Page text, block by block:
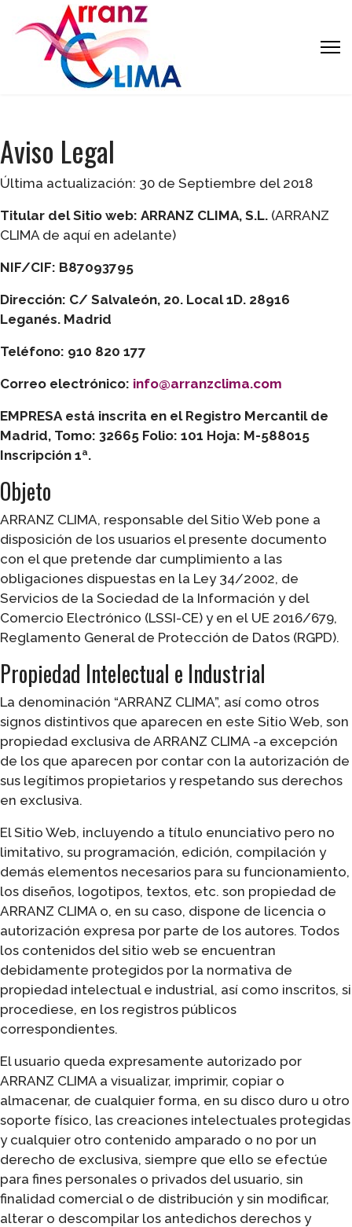
Aviso Legal
Última actualización: 30 de Septiembre del 2018
Titular del Sitio web: ARRANZ CLIMA, S.L. (ARRANZ
CLIMA de aquí en adelante)
NIF/CIF: B87093795
Dirección: C/ Salvaleón, 20. Local 1D. 28916
Leganés. Madrid
Teléfono: 910 820 177
Correo electrónico: info@arranzclima.com
EMPRESA está inscrita en el Registro Mercantil de
Madrid, Tomo: 32665 Folio: 101 Hoja: M-588015
Inscripción 1ª.
Objeto
ARRANZ CLIMA, responsable del Sitio Web pone a
disposición de los usuarios el presente documento
con el que pretende dar cumplimiento a las
obligaciones dispuestas en la Ley 34/2002, de
Servicios de la Sociedad de la Información y del
Comercio Electrónico (LSSI-CE) y en el UE 2016/679,
Reglamento General de Protección de Datos (RGPD).
Propiedad Intelectual e Industrial
La denominación “ARRANZ CLIMA”, así como otros
signos distintivos que aparecen en este Sitio Web, son
propiedad exclusiva de ARRANZ CLIMA -a excepción
de los que aparecen por contar con la autorización de
sus legítimos propietarios y respetando sus derechos
en exclusiva.
El Sitio Web, incluyendo a título enunciativo pero no
limitativo, su programación, edición, compilación y
demás elementos necesarios para su funcionamiento,
los diseños, logotipos, textos, etc. son propiedad de
ARRANZ CLIMA o, en su caso, dispone de licencia o
autorización expresa por parte de los autores. Todos
los contenidos del sitio web se encuentran
debidamente protegidos por la normativa de
propiedad intelectual e industrial, así como inscritos, si
procediese, en los registros públicos
correspondientes.
El usuario queda expresamente autorizado por
ARRANZ CLIMA a visualizar, imprimir, copiar o
almacenar, de cualquier forma, en su disco duro u otro
soporte físico, las creaciones intelectuales protegidas
y cualquier otro contenido amparado o no por un
derecho de exclusiva, siempre que ello se efectúe
para fines personales o privados del usuario, sin
finalidad comercial o de distribución y sin modificar,
alterar o descompilar los antedichos derechos y